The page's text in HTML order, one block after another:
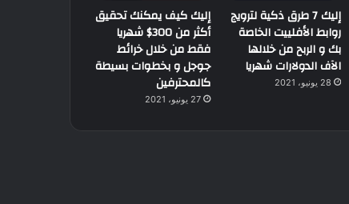
إليك 7 طرق ذكية لترويج
روابط الأفلييت الخاصة
بك و الربح من خلالها
الآف الدولارات شهريا
28 يونيو، 2021
إليك كيف يمكنك تحقيق
أكثر من 300$ شهريا
فقط من خلال خرائط
جوجل و بخطوات بسيطة
كالمحترفين
27 يونيو، 2021